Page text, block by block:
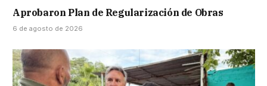
Aprobaron Plan de Regularización de Obras
6 de agosto de 2026